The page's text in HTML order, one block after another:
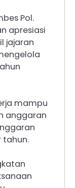
Pol.
apresiasi
jajaran
mampu
anggaran
tahun.